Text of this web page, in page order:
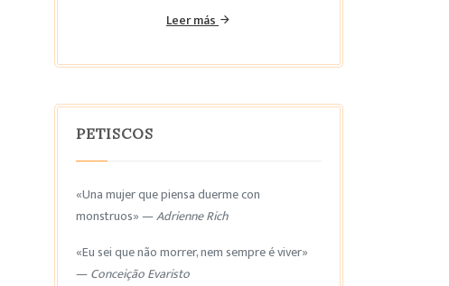
Leer más
PETISCOS
«Una mujer que piensa duerme con
monstruos» —Adrienne Rich
«Eu sei que não morrer, nem sempre é viver»
—Conceição Evaristo